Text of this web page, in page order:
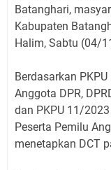
Batanghari,
Kabupaten
Halim, Sabtu (04/
Berdasarkan
Anggota DPR,
dan PKPU 11/
Peserta Pemilu
menetapkan DCT